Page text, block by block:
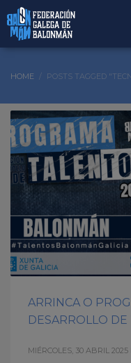
HOME POSTS TAGGED
ARRINCA O
DESARROLLO
MIÉRCOLES, 30 ABRIL 2025